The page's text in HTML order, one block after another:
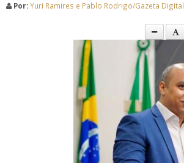
Por:Yuri Ramires e Pablo Rodrigo/Gazeta Digital